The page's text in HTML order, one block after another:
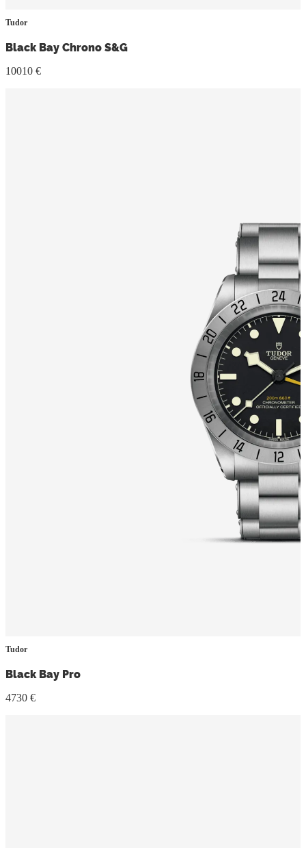
Tudor
Black Bay Chrono S&G
10010 €
Tudor
Black Bay Pro
4730 €